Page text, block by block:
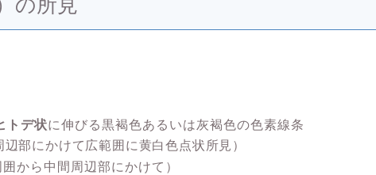
トデ状に伸びる黒褐色あるいは灰褐色の色素線条
辺部にかけて広範囲に黄白色点状所見）
から中間周辺部にかけて）